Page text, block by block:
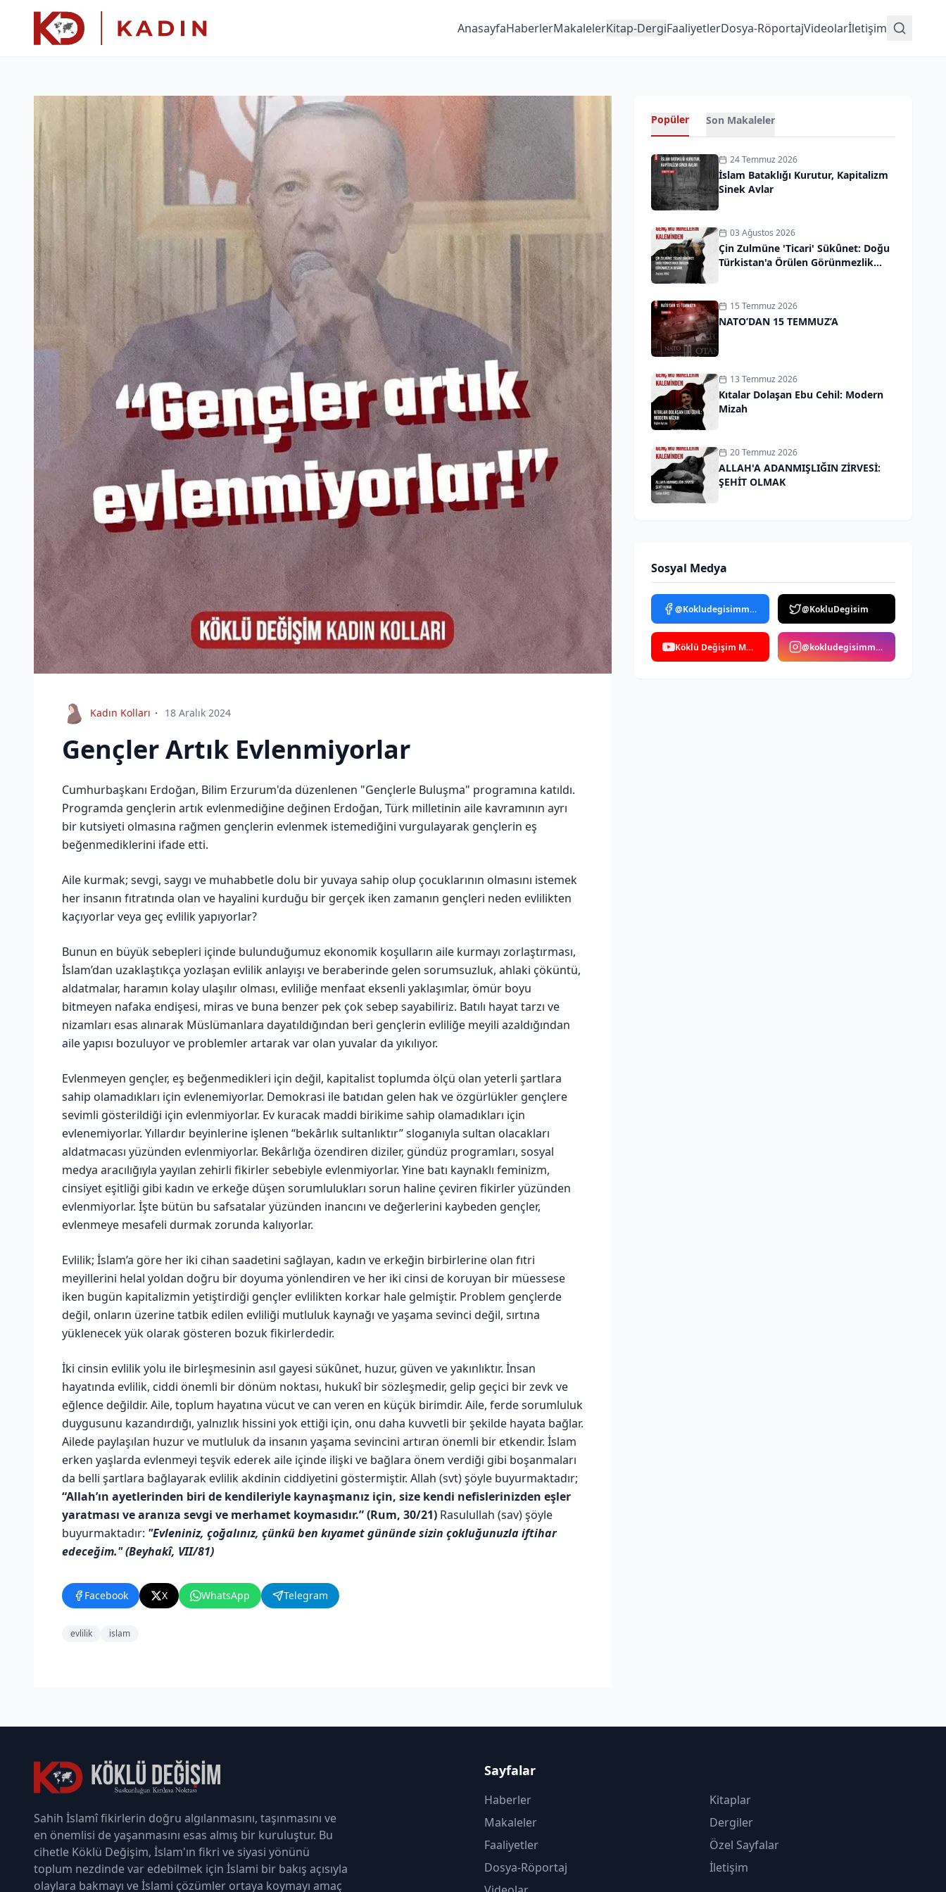
AnasayfaHaberlerMakalelerKitap-DergiFaaliyetlerDosya-RöportajVideolarİletişim
Kadın Kolları 18 Aralık 2024
Gençler Artık Evlenmiyorlar
Cumhurbaşkanı Erdoğan, Bilim Erzurum'da düzenlenen "Gençlerle Buluşma" programına katıldı.
Programda gençlerin artık evlenmediğine değinen Erdoğan, Türk milletinin aile kavramının ayrı
bir kutsiyeti olmasına rağmen gençlerin evlenmek istemediğini vurgulayarak gençlerin eş
beğenmediklerini ifade etti.
Aile kurmak; sevgi, saygı ve muhabbetle dolu bir yuvaya sahip olup çocuklarının olmasını istemek
her insanın fıtratında olan ve hayalini kurduğu bir gerçek iken zamanın gençleri neden evlilikten
kaçıyorlar veya geç evlilik yapıyorlar?
Bunun en büyük sebepleri içinde bulunduğumuz ekonomik koşulların aile kurmayı zorlaştırması,
İslam’dan uzaklaştıkça yozlaşan evlilik anlayışı ve beraberinde gelen sorumsuzluk, ahlaki çöküntü,
aldatmalar, haramın kolay ulaşılır olması, evliliğe menfaat eksenli yaklaşımlar, ömür boyu
bitmeyen nafaka endişesi, miras ve buna benzer pek çok sebep sayabiliriz. Batılı hayat tarzı ve
nizamları esas alınarak Müslümanlara dayatıldığından beri gençlerin evliliğe meyili azaldığından
aile yapısı bozuluyor ve problemler artarak var olan yuvalar da yıkılıyor.
Evlenmeyen gençler, eş beğenmedikleri için değil, kapitalist toplumda ölçü olan yeterli şartlara
sahip olamadıkları için evlenemiyorlar. Demokrasi ile batıdan gelen hak ve özgürlükler gençlere
sevimli gösterildiği için evlenmiyorlar. Ev kuracak maddi birikime sahip olamadıkları için
evlenemiyorlar. Yıllardır beyinlerine işlenen “bekârlık sultanlıktır” sloganıyla sultan olacakları
aldatmacası yüzünden evlenmiyorlar. Bekârlığa özendiren diziler, gündüz programları, sosyal
medya aracılığıyla yayılan zehirli fikirler sebebiyle evlenmiyorlar. Yine batı kaynaklı feminizm,
cinsiyet eşitliği gibi kadın ve erkeğe düşen sorumlulukları sorun haline çeviren fikirler yüzünden
evlenmiyorlar. İşte bütün bu safsatalar yüzünden inancını ve değerlerini kaybeden gençler,
evlenmeye mesafeli durmak zorunda kalıyorlar.
Evlilik; İslam’a göre her iki cihan saadetini sağlayan, kadın ve erkeğin birbirlerine olan fıtri
meyillerini helal yoldan doğru bir doyuma yönlendiren ve her iki cinsi de koruyan bir müessese
iken bugün kapitalizmin yetiştirdiği gençler evlilikten korkar hale gelmiştir. Problem gençlerde
değil, onların üzerine tatbik edilen evliliği mutluluk kaynağı ve yaşama sevinci değil, sırtına
yüklenecek yük olarak gösteren bozuk fikirlerdedir.
İki cinsin evlilik yolu ile birleşmesinin asıl gayesi sükûnet, huzur, güven ve yakınlıktır. İnsan
hayatında evlilik, ciddi önemli bir dönüm noktası, hukukî bir sözleşmedir, gelip geçici bir zevk ve
eğlence değildir. Aile, toplum hayatına vücut ve can veren en küçük birimdir. Aile, ferde sorumluluk
duygusunu kazandırdığı, yalnızlık hissini yok ettiği için, onu daha kuvvetli bir şekilde hayata bağlar.
Ailede paylaşılan huzur ve mutluluk da insanın yaşama sevincini artıran önemli bir etkendir. İslam
erken yaşlarda evlenmeyi teşvik ederek aile içinde ilişki ve bağlara önem verdiği gibi boşanmaları
da belli şartlara bağlayarak evlilik akdinin ciddiyetini göstermiştir. Allah (svt) şöyle buyurmaktadır;
“Allah’ın ayetlerinden biri de kendileriyle kaynaşmanız için, size kendi nefislerinizden eşler
yaratması ve aranıza sevgi ve merhamet koymasıdır.” (Rum, 30/21) Rasulullah (sav) şöyle
buyurmaktadır: "Evleniniz, çoğalınız, çünkü ben kıyamet gününde sizin çokluğunuzla iftihar
edeceğim." (Beyhakî, VII/81)
Facebook X WhatsApp Telegram
evlilik islam
Popüler Son Makaleler
24 Temmuz 2026
İslam Bataklığı Kurutur, Kapitalizm
Sinek Avlar
03 Ağustos 2026
Çin Zulmüne 'Ticari' Sükûnet: Doğu
Türkistan'a Örülen Görünmezlik
15 Temmuz 2026
NATO’DAN 15 TEMMUZ’A
13 Temmuz 2026
Kıtalar Dolaşan Ebu Cehil: Modern
Mizah
20 Temmuz 2026
ALLAH'A ADANMIŞLIĞIN ZİRVESİ:
ŞEHİT OLMAK
Sosyal Medya
@Kokludegisimmedya @KokluDegisim
Köklü Değişim Medya @kokludegisimmedya
Sahih İslamî fikirlerin doğru algılanmasını, taşınmasını ve
en önemlisi de yaşanmasını esas almış bir kuruluştur. Bu
cihetle Köklü Değişim, İslam'ın fikri ve siyasi yönünü
toplum nezdinde var edebilmek için İslami bir bakış açısıyla
olaylara bakmayı ve İslami çözümler ortaya koymayı amaç
Sayfalar
Haberler
Makaleler
Faaliyetler
Dosya-Röportaj
Kitaplar
Dergiler
Özel Sayfalar
İletişim